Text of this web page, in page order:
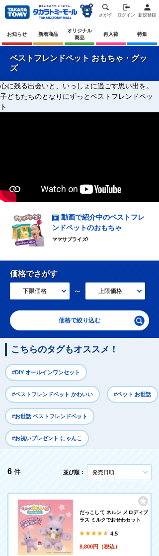
さがす ログイン 新規登録
お知らせ 新着商品
オリジナル
商品
再入荷 特集
ベストフレンドペット おもちゃ・グッ
ズ
心に残る出会いと、いっしょに過ごす思い出を。
子どもたちのとなりにずっとベストフレンドペッ
ト
動画で紹介中のベストフレ
ンドペットのおもちゃ
ママサプライズ!
価格でさがす
下限価格 ～ 上限価格
価格で絞り込む
こちらのタグもオススメ！
#DIY オールインワンセット
#ベストフレンドペット かわいい #ペット お世話
#お世話 ベストフレンドペット
#お祝いプレゼント にゃんこ
6 件 並び順： 発売日順
だっこして ネルン メロディプ
ラス ミルクでおせわセット
4.5
8,800円（税込）